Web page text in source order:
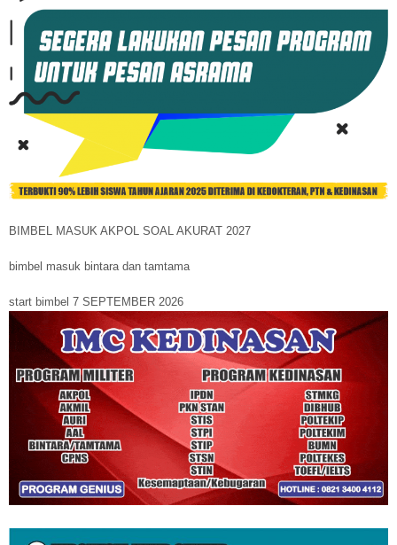
BIMBEL MASUK AKPOL SOAL AKURAT 2027
bimbel masuk bintara dan tamtama
start bimbel 7 SEPTEMBER 2026